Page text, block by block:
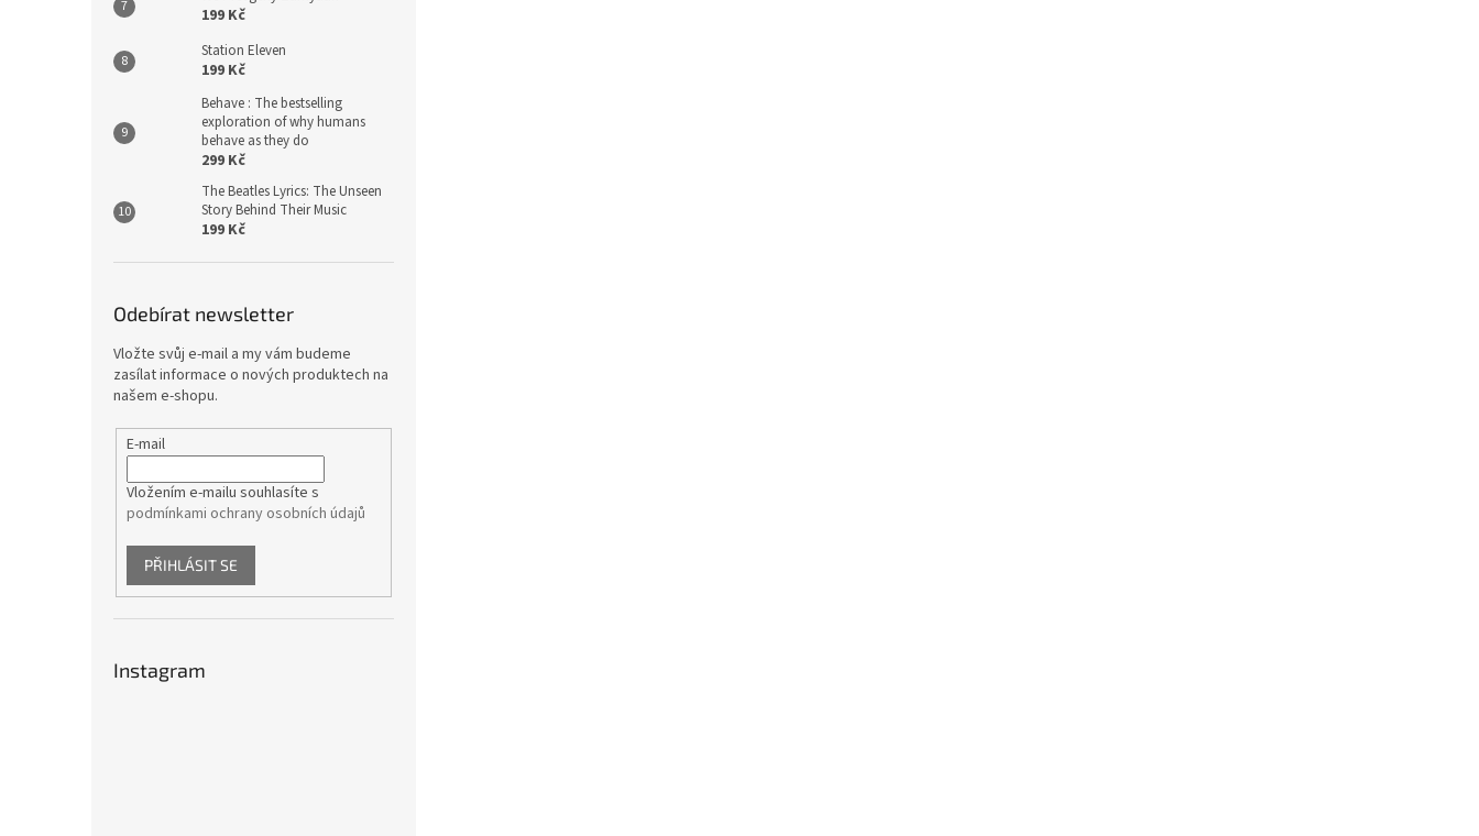
199 Kč
Station Eleven
199 Kč
Behave : The bestselling
exploration of why humans
behave as they do
299 Kč
The Beatles Lyrics: The Unseen
Story Behind Their Music
199 Kč
Odebírat newsletter
Vložte svůj e-mail a my vám budeme
zasílat informace o nových produktech na
našem e-shopu.
E-mail
Vložením e-mailu souhlasíte s
podmínkami ochrany osobních údajů
PŘIHLÁSIT SE
Instagram